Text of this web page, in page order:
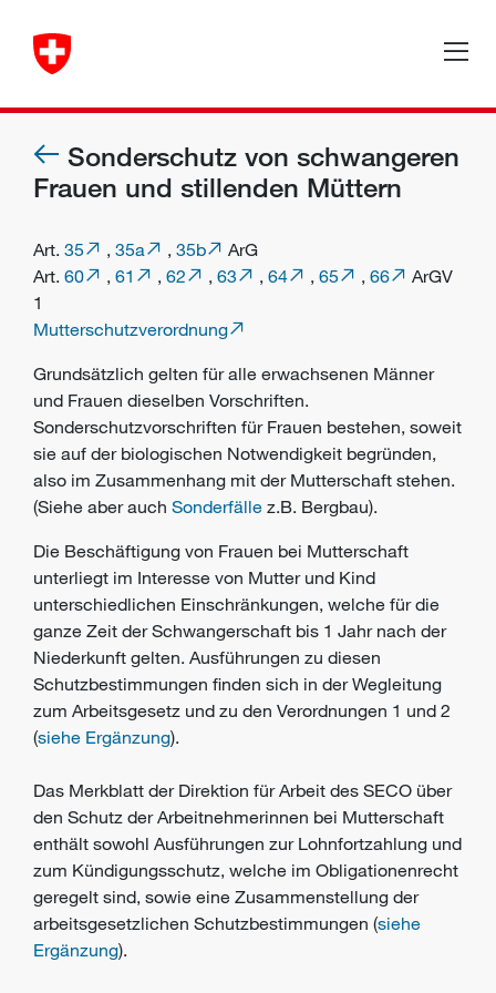
Sonderschutz von schwangeren
Frauen und stillenden Müttern
Art. 35 , 35a , 35b
ArG
Art. 60 , 61 , 62 , 63 , 64 , 65 , 66
ArGV
1
Mutterschutzverordnung
Grundsätzlich gelten für alle erwachsenen Männer
und Frauen dieselben Vorschriften.
Sonderschutzvorschriften für Frauen bestehen, soweit
sie auf der biologischen Notwendigkeit begründen,
also im Zusammenhang mit der Mutterschaft stehen.
(Siehe aber auch Sonderfälle z.B. Bergbau).
Die Beschäftigung von Frauen bei Mutterschaft
unterliegt im Interesse von Mutter und Kind
unterschiedlichen Einschränkungen, welche für die
ganze Zeit der Schwangerschaft bis 1 Jahr nach der
Niederkunft gelten. Ausführungen zu diesen
Schutzbestimmungen finden sich in der Wegleitung
zum Arbeitsgesetz und zu den Verordnungen 1 und 2
(siehe Ergänzung).
Das Merkblatt der Direktion für Arbeit des SECO über
den Schutz der Arbeitnehmerinnen bei Mutterschaft
enthält sowohl Ausführungen zur Lohnfortzahlung und
zum Kündigungsschutz, welche im Obligationenrecht
geregelt sind, sowie eine Zusammenstellung der
arbeitsgesetzlichen Schutzbestimmungen (siehe
Ergänzung).